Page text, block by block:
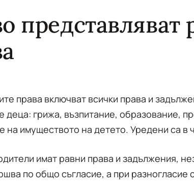
представляват
права включват всички права и
деца: грижа, възпитание, образование,
на имуществото на детето. Уредени са в
имат равни права и задължения,
по общо съгласие, а при разногласие